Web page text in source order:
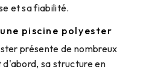
et sa fiabilité.
piscine polyester
présente de nombreux
sa structure en